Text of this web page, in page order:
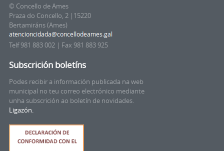
© Concello de Ames
Praza do Concello, 2 |15220
Bertamiráns (Ames)
Telf 981 883 002 | Fax 981 883 925
Subscrición boletíns
Podes recibir a información publicada na web
municipal no teu correo electrónico mediante
unha subscrición ao boletín de novidades.
Ligazón.